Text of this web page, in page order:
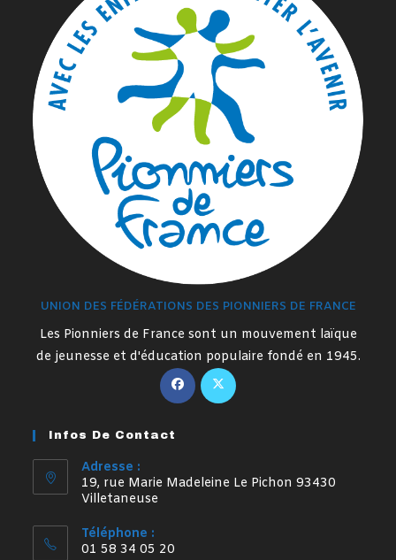
UNION DES FÉDÉRATIONS DES PIONNIERS DE FRANCE
Les Pionniers de France sont un mouvement laïque
de jeunesse et d'éducation populaire fondé en 1945.
S’ouvre
dans
S’ouvre
Infos De Contact
Adresse :
19, rue Marie Madeleine Le Pichon 93430
Villetaneuse
Téléphone :
01 58 34 05 20